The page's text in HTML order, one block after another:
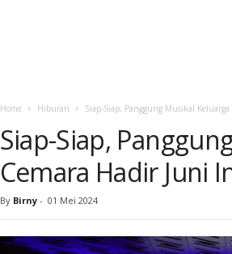
Home Hiburan Siap-Siap, Panggung Musikal
Siap-Siap,
Cemara Hadir Juni
By Birny - 01 Mei 2024